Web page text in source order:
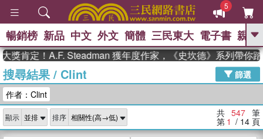
5
GO
高希均教授回憶錄
、 The Odyssey 、 父親節 、 如果歷
獎 臺灣漫遊錄 、 方念華 、 台灣的李
登輝時代
數學女孩：黎曼猜想 、
偉大的迷走神經
暢銷榜 新品 中文 外文 簡體 三民東大 電子書 親子
！A.F. Steadman 獲年度作家，《史坎德》系列帶你踏上熱
搜尋結果/ Clint
篩選
作者：Clint
顯示 排序 共 547 筆
第 1 / 14 頁